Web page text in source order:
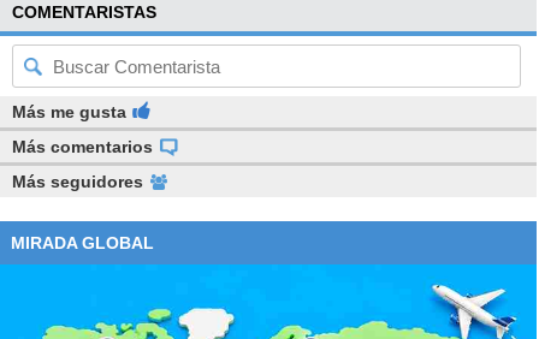
COMENTARISTAS
Más me gusta
Más comentarios
Más seguidores
MIRADA GLOBAL